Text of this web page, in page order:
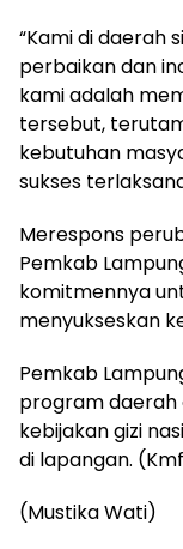
“Kami di daerah
perbaikan dan
kami adalah
tersebut,
kebutuhan
sukses
Merespons
Pemkab
komitmennya
menyukseskan
Pemkab
program daerah
kebijakan gizi
di lapangan.
(Mustika Wati)